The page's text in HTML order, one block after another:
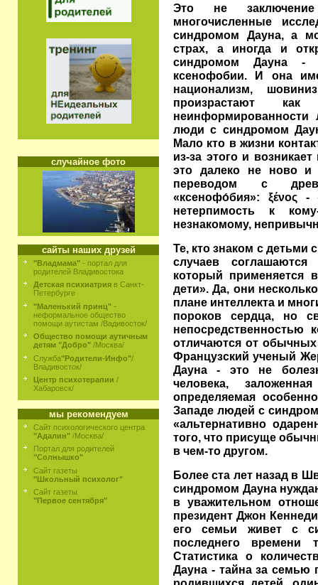
случайное фото
сайты наших друзей
"Владмама" - портал для
родителей Владивостока
Детская психиатрия в Санкт-
Петербурге
"Маленький принц" -
неформальное общество
помощи аутистам /Вадивосток/
Общество помощи аутичным
детям "Добро" /Москва/
Служба"Родители-Инфо"/
Владивосток/
Центр психотерапии /
Хабаровск/
мы рекомендуем
Сайт психологического центра
"Адалин" /Москва/
Портал для родителей
"Солнышко"
Сайт газеты
"Школьный психолог"
Сайт газеты
"Первое сентября"
Это не заключение
многочисленные
синдромом Дауна, а
страх, а иногда и
синдромом Дауна -
ксенофобии. И она
национализм,
произрастают
люди с синдромом
Мало кто в жизни
из-за этого и
это далеко не ново и
переводом с
«ксенофо́бия»: ξένος
нетерпимость к
незнакомому,
Те, кто знаком с детьми
случаев
который применяется
дети». Да, они
плане интеллекта и
пороков сердца, но
отличаются от
Французский ученый
Дауна - это не
человека,
определяемая
Западе людей с
«альтернативно
того, что присуще
в чем-то другом.
Более ста лет назад в
синдромом Дауна
в уважительном
президент Джон
его семьи живет с
последнего времени
Статистика о
Дауна - тайна за семью